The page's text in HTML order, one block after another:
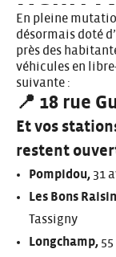
En pleine
désormais doté
près des
véhicules en
suivante :
📍 18 rue
Et vos
restent
Pompidou, 31
Les Bons
Tassigny
Longchamp,